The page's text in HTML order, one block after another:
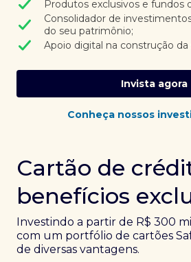
Produtos exclusivos e fundos
Consolidador de
do seu patrimônio;
Apoio digital na construção da
Invista agora
Conheça nossos
Cartão de
benefícios
Investindo a partir de R$ 300
com um portfólio de cartões
de diversas vantagens.